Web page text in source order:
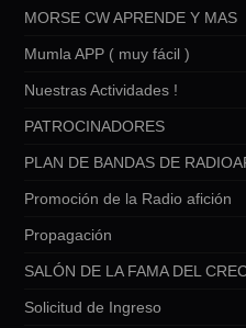
MORSE CW APRENDE Y MAS
Mumla APP ( muy fácil )
Nuestras Actividades !
PATROCINADORES
PLAN DE BANDAS DE
Promoción de la Radio afición
Propagación
SALÓN DE LA FAMA DEL
Solicitud de Ingreso